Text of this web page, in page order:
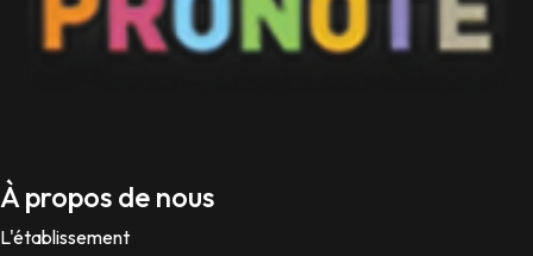
À propos de nous
L'établissement